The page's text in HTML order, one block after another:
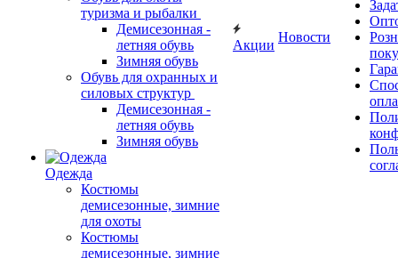
туризма и рыбалки
Демисезонная -
летняя обувь
Зимняя обувь
Обувь для охранных и
силовых структур
Демисезонная -
летняя обувь
Зимняя обувь
Одежда
Костюмы
демисезонные, зимние
для охоты
Костюмы
демисезонные, зимние
Акции
Новости